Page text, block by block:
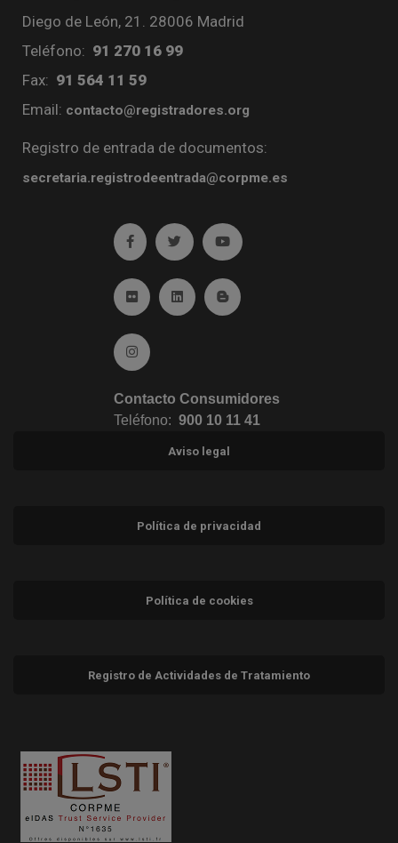
Diego de León, 21. 28006 Madrid
Teléfono: 91 270 16 99
Fax: 91 564 11 59
Email: contacto@registradores.org
Registro de entrada de documentos:
secretaria.registrodeentrada@corpme.es
Ir a facebook (abre en ventana nueva)
Ir a twitter (abre en ventana nueva)
Ir a YouTube (abre en
Ir a Flickr (abre en ventana nueva)
Ir a Linkedin (abre en ventana nueva)
Ir al Blog (abre en ventana
Ir a Instagram (abre en ventana nueva)
Contacto Consumidores
Teléfono: 900 10 11 41
Aviso legal
Política de privacidad
Política de cookies
Registro de Actividades de Tratamiento